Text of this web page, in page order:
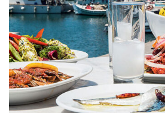
Food
Aegina